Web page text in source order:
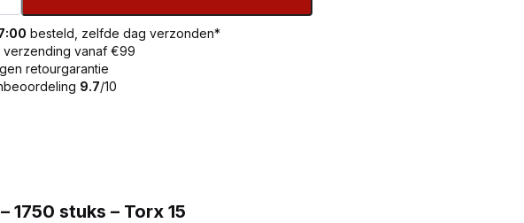
besteld, zelfde dag verzonden*
verzending vanaf €99
retourgarantie
9.7/10
1750 stuks – Torx 15